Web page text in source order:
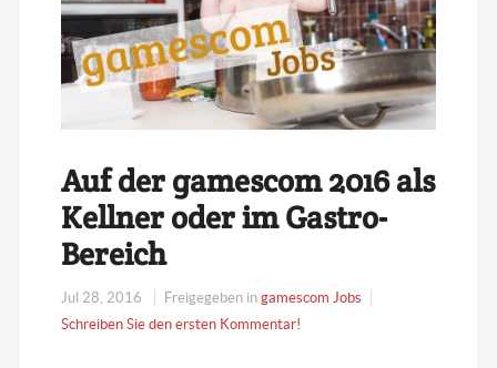
Auf der gamescom 2016 als
Kellner oder im Gastro-
Bereich
Jul 28, 2016 Freigegeben in gamescom Jobs
Schreiben Sie den ersten Kommentar!